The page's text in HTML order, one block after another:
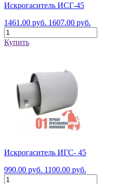
Искрогаситель ИСГ-45
1461.00 руб. 1607.00 руб.
Купить
Искрогаситель ИГС- 45
990.00 руб. 1100.00 руб.